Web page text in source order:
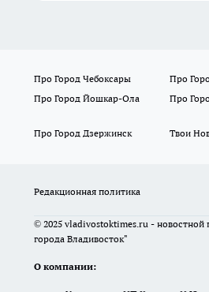
Про Город Чебоксары Про
Про Город Йошкар-Ола
Про
Про Город Дзержинск
Твои
Редакционная политика
© 2025 vladivostoktimes.ru - новостной
города Владивосток"
О компании: